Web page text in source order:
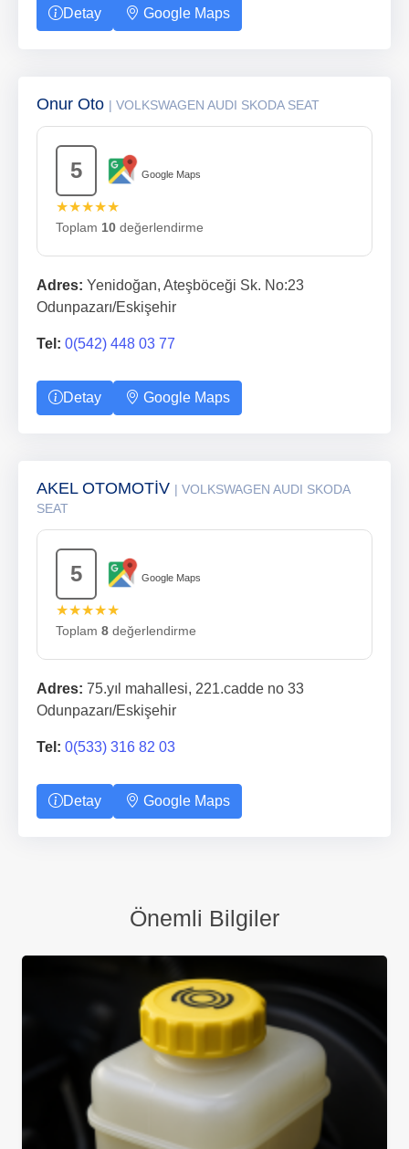
Detay Google Maps
Onur Oto | VOLKSWAGEN AUDI SKODA SEAT
5 Google Maps
★★★★★
Toplam 10 değerlendirme
Adres: Yenidoğan, Ateşböceği Sk. No:23
Odunpazarı/Eskişehir
Tel: 0(542) 448 03 77
Detay Google Maps
AKEL OTOMOTİV | VOLKSWAGEN AUDI SKODA
SEAT
5 Google Maps
★★★★★
Toplam 8 değerlendirme
Adres: 75.yıl mahallesi, 221.cadde no 33
Odunpazarı/Eskişehir
Tel: 0(533) 316 82 03
Detay Google Maps
Önemli Bilgiler